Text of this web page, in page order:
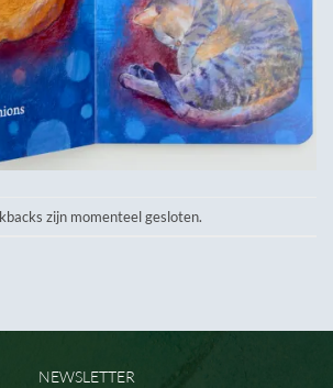
zijn momenteel gesloten.
NEWSLETTER